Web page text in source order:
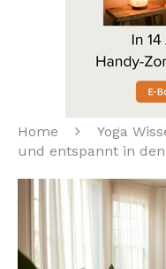
Home Yoga
und entspannt in den